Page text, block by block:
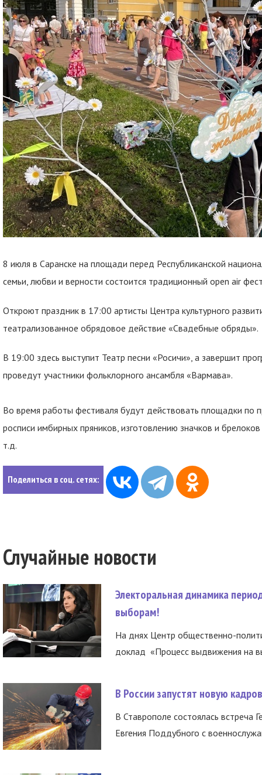
8 июля в Саранске на площади перед Республиканской
семьи, любви и верности состоится традиционный open air
Откроют праздник в 17:00 артисты Центра культурного
театрализованное обрядовое действие «Свадебные обряды».
В 19:00 здесь выступит Театр песни «Росичи», а завершит
проведут участники фольклорного ансамбля «Вармава».
Во время работы фестиваля будут действовать площадки по
росписи имбирных пряников, изготовлению значков и
т.д.
Поделиться в соц. сетях:
Случайные новости
Электоральная динамика
выборам!
На днях Центр общественно-
доклад «Процесс выдвижения на
В России запустят новую
В Ставрополе состоялась встреча
Евгения Поддубного с